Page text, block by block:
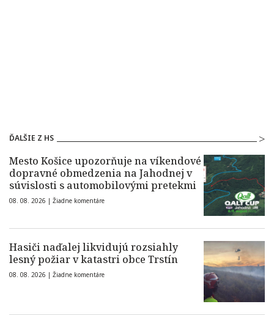
ĎALŠIE Z HS
Mesto Košice upozorňuje na víkendové
dopravné obmedzenia na Jahodnej v
súvislosti s automobilovými pretekmi
08. 08. 2026 | Žiadne komentáre
Hasiči naďalej likvidujú rozsiahly
lesný požiar v katastri obce Trstín
08. 08. 2026 | Žiadne komentáre